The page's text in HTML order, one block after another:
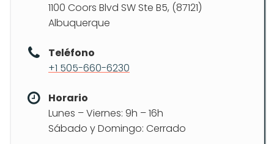
1100 Coors Blvd SW Ste B5, (87121)
Albuquerque
Teléfono
+1 505-660-6230
Horario
Lunes – Viernes: 9h – 16h
Sábado y Domingo: Cerrado